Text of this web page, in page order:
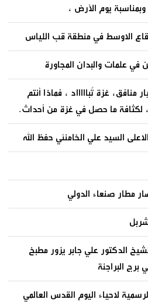
يوم الأرض ،
الاوسط في منطقة قب اللياس
في علمات والبدان المجاورة
غزة تُباااااد ، فماذا أنتم
لكثافة ما حصل في غزة من أحداث.
السيد علي الخامنئي حفظ الله
مطار صنعاء الدولي
الدكتور علي جابر يزور مطبخ
برج البراجنة
لاحياء اليوم القدس العالمي